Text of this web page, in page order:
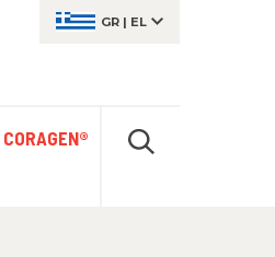
GR | EL
CORAGEN®